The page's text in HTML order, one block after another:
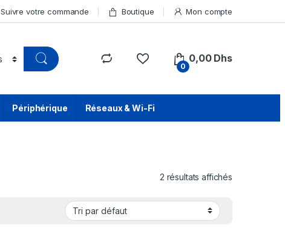
Suivre votre commande Boutique Mon compte
0
0,00 Dhs
Périphérique Réseaux & Wi-Fi
2 résultats affichés